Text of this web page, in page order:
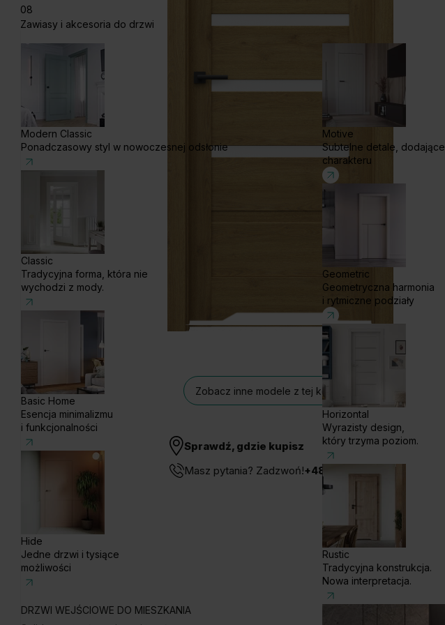
08
Zawiasy i akcesoria do drzwi
Modern Classic
Ponadczasowy styl w nowoczesnej odsłonie
Classic
Tradycyjna forma, która nie
wychodzi z mody.
Basic Home
Esencja minimalizmu
i funkcjonalności
Hide
Jedne drzwi i tysiące
możliwości
Motive
Subtelne detale, dodające
charakteru
Geometric
Geometryczna harmonia
i rytmiczne podziały
Horizontal
Wyrazisty design,
który trzyma poziom.
Rustic
Tradycyjna konstrukcja.
Nowa interpretacja.
DRZWI WEJŚCIOWE DO MIESZKANIA
Zobacz inne modele z tej kolekcji
Sprawdź, gdzie kupisz
Masz pytania? Zadzwoń!+48 585 858 056